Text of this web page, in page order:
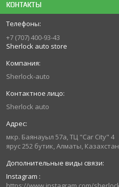
КОНТАКТЫ
+7 (707) 400-93-43
Sherlock auto store
Sherlock-auto
Sherlock auto
мкр. Баянауыл 57а, ТЦ "Car Сity" 4
ярус 252 бутик, Алматы, Казахстан
Instagram